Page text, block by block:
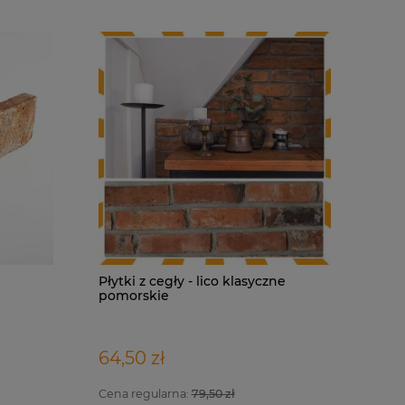
Płytki z cegły - lico klasyczne
pomorskie
64,50 zł
Cena regularna:79,50 zł
Indywidualna wizualizacja projektu
399,00 zł